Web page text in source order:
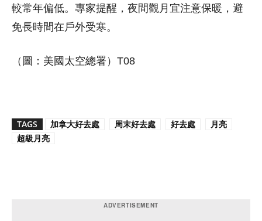
較常年偏低。專家提醒，夜間觀月宜注意保暖，避
免長時間在戶外受寒。
（圖：美國太空總署）T08
TAGS 加拿大好去處 周末好去處 好去處
月亮
超級月亮